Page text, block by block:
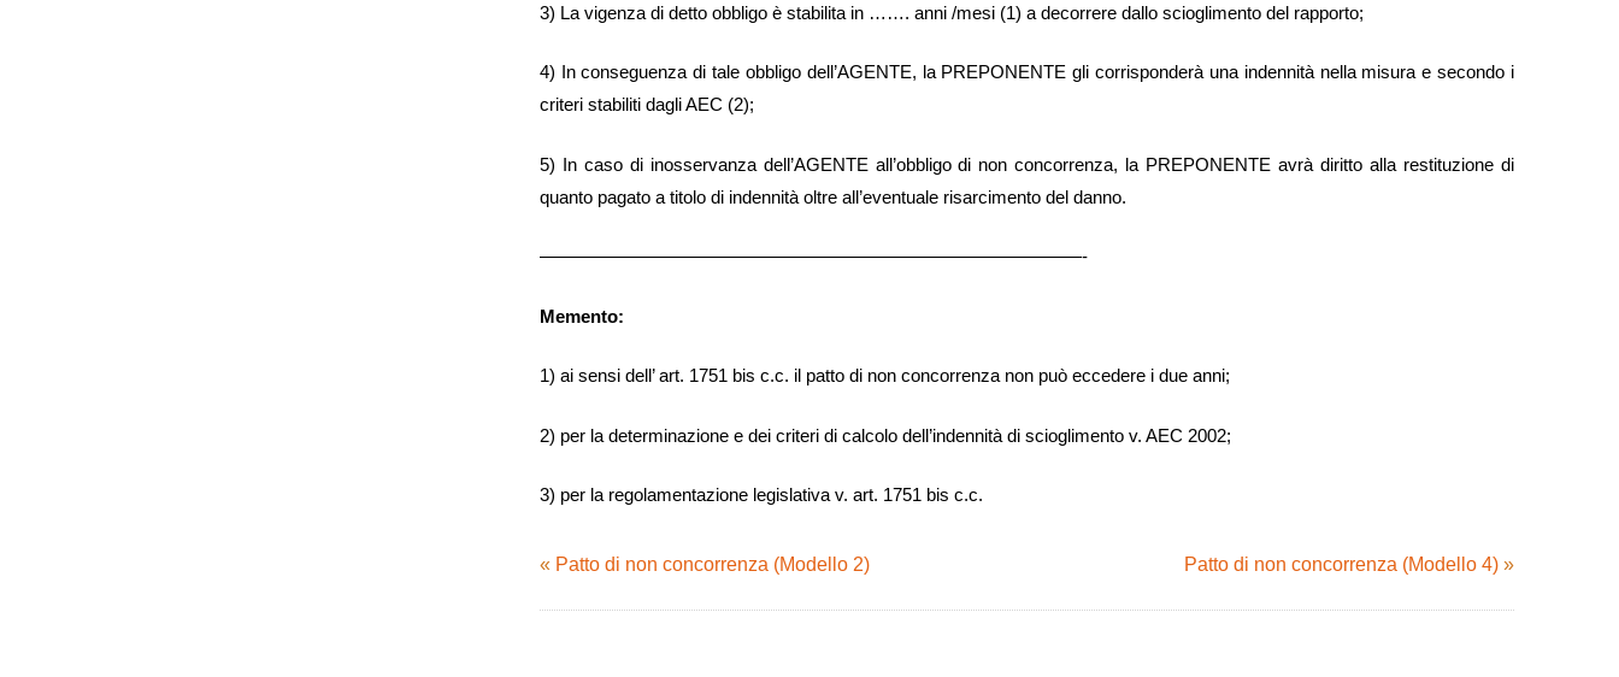
3) La vigenza di detto obbligo è stabilita in ……. anni /mesi (1) a decorrere dallo scioglimento del rapporto;
4) In conseguenza di tale obbligo dell’AGENTE, la PREPONENTE gli corrisponderà una indennità nella misura e secondo i
criteri stabiliti dagli AEC (2);
5) In caso di inosservanza dell’AGENTE all’obbligo di non concorrenza, la PREPONENTE avrà diritto alla restituzione di
quanto pagato a titolo di indennità oltre all’eventuale risarcimento del danno.
——————————————————————————————-
Memento:
1) ai sensi dell’ art. 1751 bis c.c. il patto di non concorrenza non può eccedere i due anni;
2) per la determinazione e dei criteri di calcolo dell’indennità di scioglimento v. AEC 2002;
3) per la regolamentazione legislativa v. art. 1751 bis c.c.
« Patto di non concorrenza (Modello 2) Patto di non concorrenza (Modello 4) »